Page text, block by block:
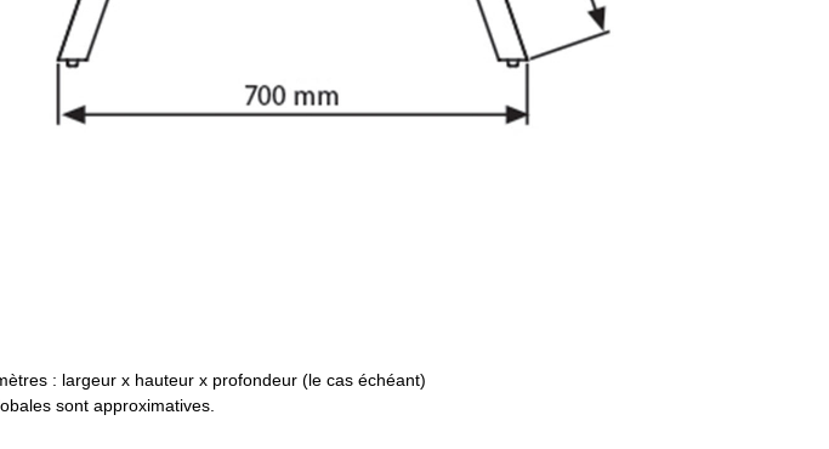
: largeur x hauteur x profondeur (le cas échéant)
sont approximatives.